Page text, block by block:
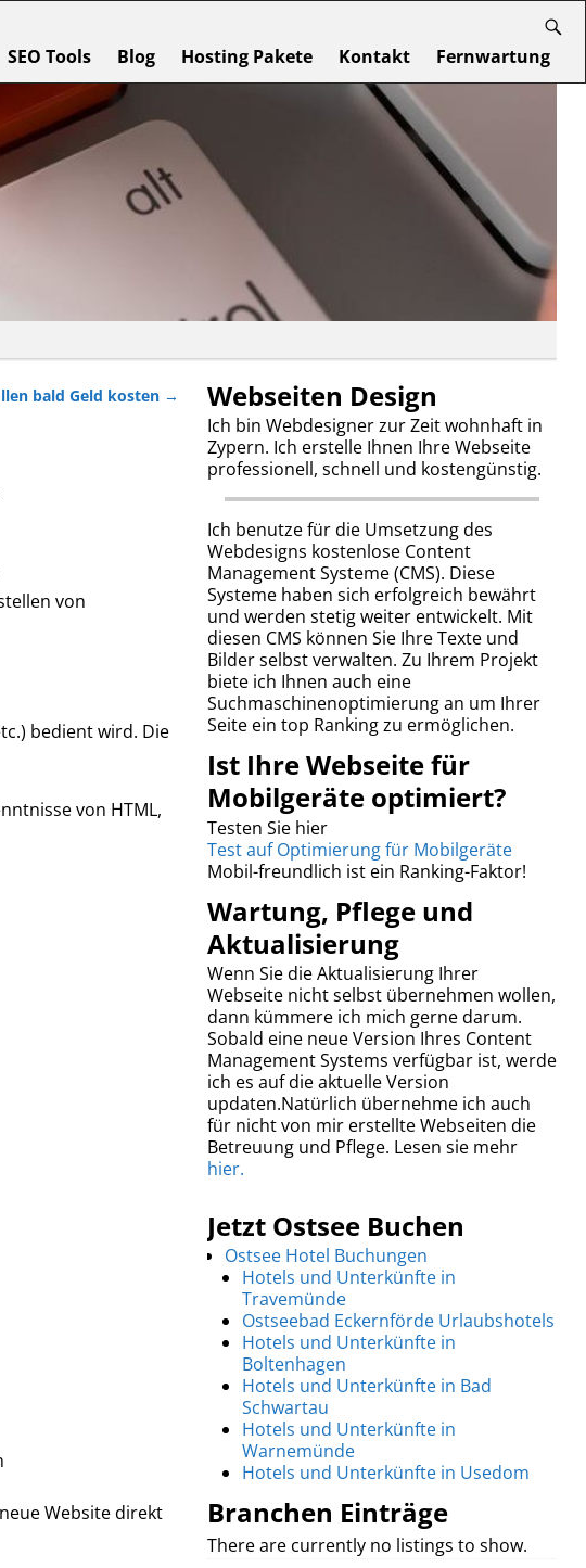
SEO Tools Blog Hosting Pakete Kontakt Fernwartung
bald Geld kosten →
von
bedient wird. Die
von HTML,
Website direkt
Webseiten Design
Ich bin Webdesigner zur Zeit wohnhaft in
Zypern. Ich erstelle Ihnen Ihre Webseite
professionell, schnell und kostengünstig.
Ich benutze für die Umsetzung des
Webdesigns kostenlose Content
Management Systeme (CMS). Diese
Systeme haben sich erfolgreich bewährt
und werden stetig weiter entwickelt. Mit
diesen CMS können Sie Ihre Texte und
Bilder selbst verwalten. Zu Ihrem Projekt
biete ich Ihnen auch eine
Suchmaschinenoptimierung an um Ihrer
Seite ein top Ranking zu ermöglichen.
Ist Ihre Webseite für
Mobilgeräte optimiert?
Testen Sie hier
Test auf Optimierung für Mobilgeräte
Mobil-freundlich ist ein Ranking-Faktor!
Wartung, Pflege und
Aktualisierung
Wenn Sie die Aktualisierung Ihrer
Webseite nicht selbst übernehmen wollen,
dann kümmere ich mich gerne darum.
Sobald eine neue Version Ihres Content
Management Systems verfügbar ist, werde
ich es auf die aktuelle Version
updaten.Natürlich übernehme ich auch
für nicht von mir erstellte Webseiten die
Betreuung und Pflege. Lesen sie mehr
hier.
Jetzt Ostsee Buchen
Ostsee Hotel Buchungen
Hotels und Unterkünfte in
Travemünde
Ostseebad Eckernförde Urlaubshotels
Hotels und Unterkünfte in
Boltenhagen
Hotels und Unterkünfte in Bad
Schwartau
Hotels und Unterkünfte in
Warnemünde
Hotels und Unterkünfte in Usedom
Branchen Einträge
There are currently no listings to show.